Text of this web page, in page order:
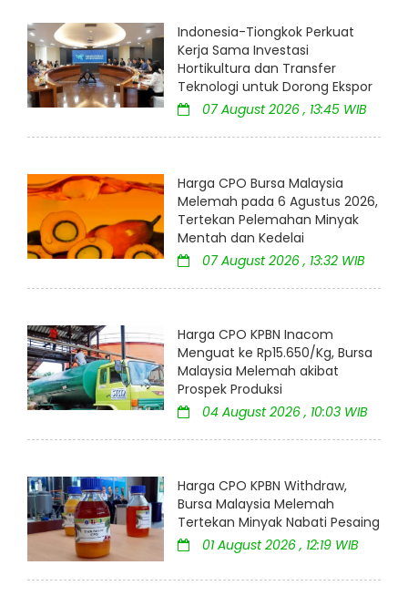
Indonesia-Tiongkok Perkuat
Kerja Sama Investasi
Hortikultura dan Transfer
Teknologi untuk Dorong Ekspor
07 August 2026 , 13:45 WIB
Harga CPO Bursa Malaysia
Melemah pada 6 Agustus 2026,
Tertekan Pelemahan Minyak
Mentah dan Kedelai
07 August 2026 , 13:32 WIB
Harga CPO KPBN Inacom
Menguat ke Rp15.650/Kg, Bursa
Malaysia Melemah akibat
Prospek Produksi
04 August 2026 , 10:03 WIB
Harga CPO KPBN Withdraw,
Bursa Malaysia Melemah
Tertekan Minyak Nabati Pesaing
01 August 2026 , 12:19 WIB